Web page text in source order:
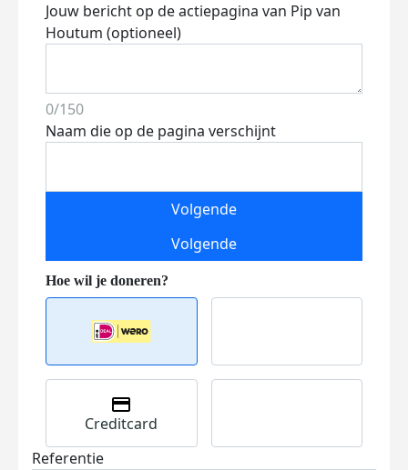
Jouw bericht op de actiepagina van Pip van
Houtum (optioneel)
0/150
Naam die op de pagina verschijnt
Volgende
Volgende
Creditcard
Referentie